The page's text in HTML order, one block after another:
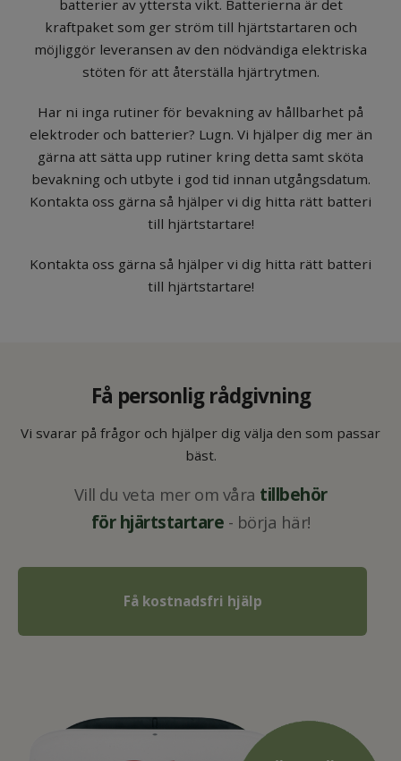
batterier av yttersta vikt. Batterierna är det
kraftpaket som ger ström till hjärtstartaren och
möjliggör leveransen av den nödvändiga elektriska
stöten för att återställa hjärtrytmen.
Har ni inga rutiner för bevakning av hållbarhet på
elektroder och batterier? Lugn. Vi hjälper dig mer än
gärna att sätta upp rutiner kring detta samt sköta
bevakning och utbyte i god tid innan utgångsdatum.
Kontakta oss gärna så hjälper vi dig hitta rätt batteri
till hjärtstartare!
Kontakta oss gärna så hjälper vi dig hitta rätt batteri
till hjärtstartare!
Få personlig rådgivning
Vi svarar på frågor och hjälper dig välja den som passar
bäst.
Vill du veta mer om våra tillbehör
förhjärtstartare - börja här!
Få kostnadsfri hjälp